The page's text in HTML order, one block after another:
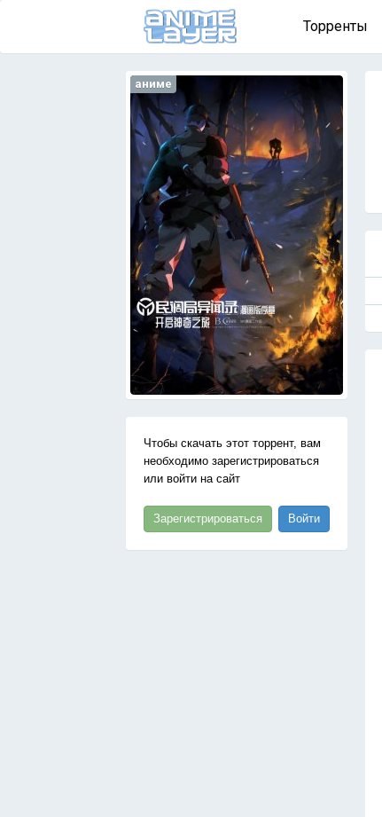
Торренты
аниме
Чтобы скачать этот торрент, вам
необходимо зарегистрироваться
или войти на сайт
Зарегистрироваться Войти